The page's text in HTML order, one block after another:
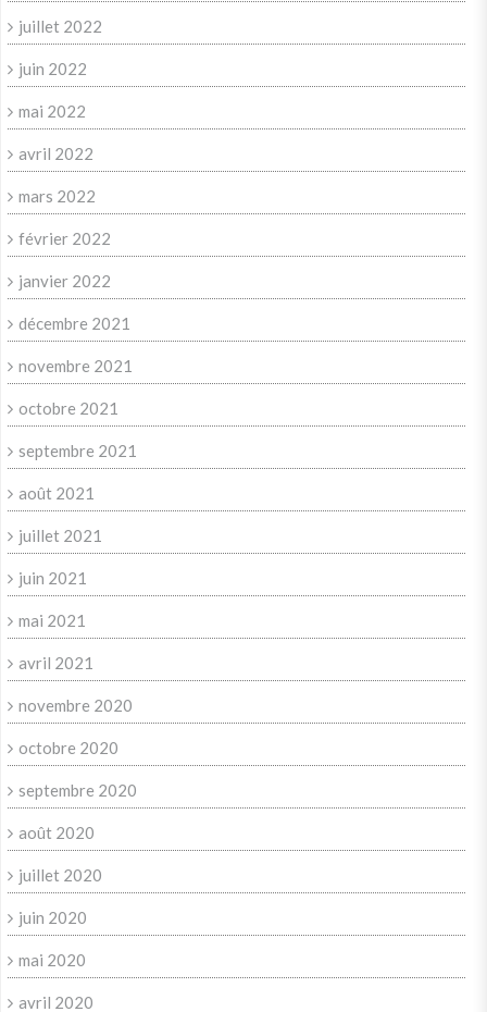
juillet 2022
juin 2022
mai 2022
avril 2022
mars 2022
février 2022
janvier 2022
décembre 2021
novembre 2021
octobre 2021
septembre 2021
août 2021
juillet 2021
juin 2021
mai 2021
avril 2021
novembre 2020
octobre 2020
septembre 2020
août 2020
juillet 2020
juin 2020
mai 2020
avril 2020